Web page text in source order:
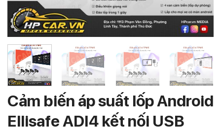
Cảm biến áp suất lốp Android
Ellisafe ADI4 kết nối USB